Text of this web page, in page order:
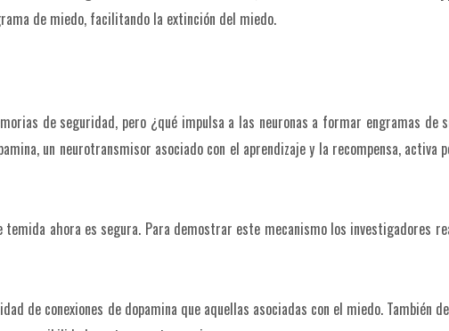
de miedo, facilitando la extinción del miedo.
de seguridad, pero ¿qué impulsa a las neuronas a formar engramas de
un neurotransmisor asociado con el aprendizaje y la recompensa, activa
ahora es segura. Para demostrar este mecanismo los investigadores
de conexiones de dopamina que aquellas asociadas con el miedo. También